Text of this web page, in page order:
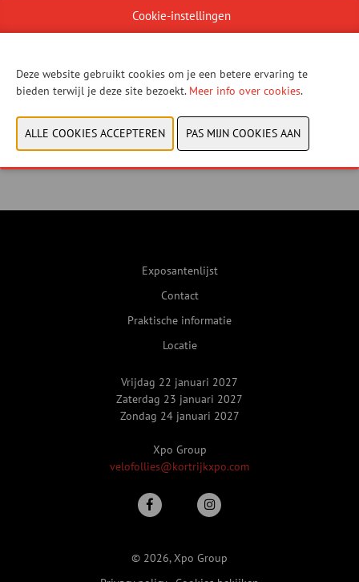
Lichte en stabiele E-vouwfiets met een Bosch Performance Line
motor en Gates riemaandrijving
CONTACTEER ONS!
VORIGE VOLGENDE
Exposantenlijst
Contact
Praktische informatie
Locatie
Vrijdag 22 januari 2027
Zaterdag 23 januari 2027
Zondag 24 januari 2027
Xpo Group
velofollies@kortrijkxpo.com
© 2026, Xpo Group
Cookie-instellingen
Deze website gebruikt cookies om je een betere ervaring te
bieden terwijl je deze site bezoekt. Meer info over cookies.